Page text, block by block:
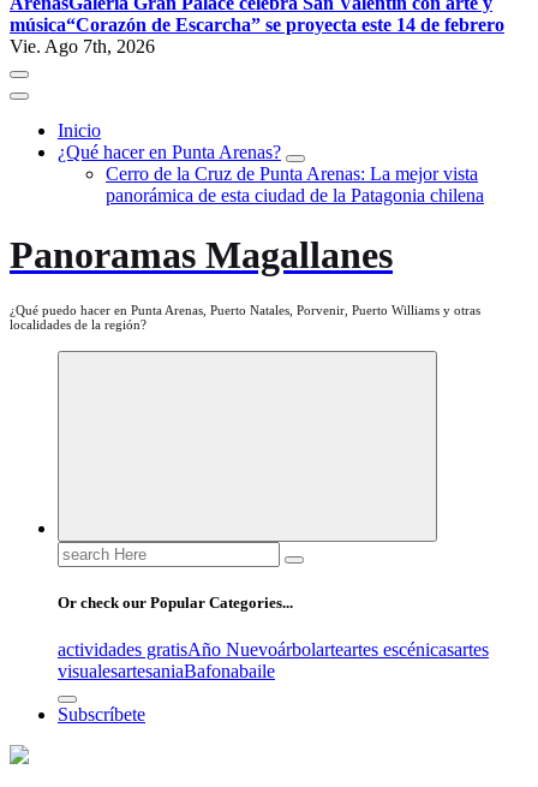
música“Corazón de Escarcha” se proyecta este 14 de febrero
Vie. Ago 7th, 2026
Inicio
¿Qué hacer en Punta Arenas?
Cerro de la Cruz de Punta Arenas: La mejor vista
panorámica de esta ciudad de la Patagonia chilena
Panoramas Magallanes
¿Qué puedo hacer en Punta Arenas, Puerto Natales, Porvenir, Puerto Williams y otras
localidades de la región?
Search
for:
Or check our Popular Categories...
actividades gratisAño Nuevoárbolarteartes escénicasartes
visualesartesaniaBafonabaile
Subscríbete